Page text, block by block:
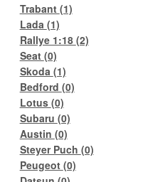
Trabant (1)
Lada (1)
Rallye 1:18 (2)
Seat (0)
Skoda (1)
Bedford (0)
Lotus (0)
Subaru (0)
Austin (0)
Steyer Puch (0)
Peugeot (0)